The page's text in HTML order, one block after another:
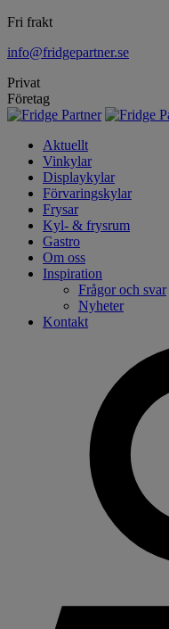
Fri frakt
info@fridgepartner.se
Privat
Företag
Aktuellt
Vinkylar
Displaykylar
Förvaringskylar
Frysar
Kyl- & frysrum
Gastro
Om oss
Inspiration
Frågor och svar
Nyheter
Kontakt